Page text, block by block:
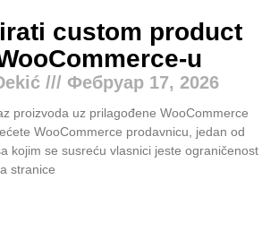
custom product
u
Фебруар 17, 2026
proizvoda uz prilagođene WooCommerce
WooCommerce prodavnicu, jedan od
kojim se susreću vlasnici jeste ograničenost
stranice